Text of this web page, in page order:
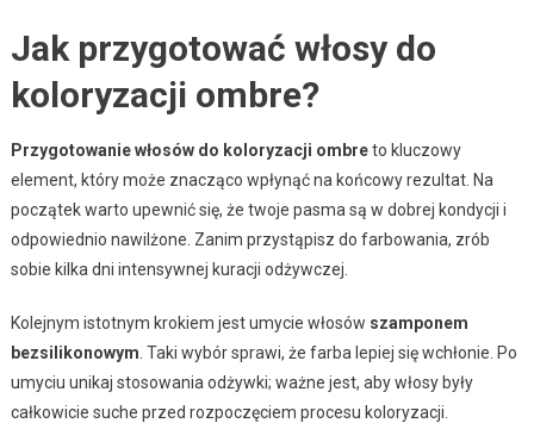
Jak przygotować włosy do
koloryzacji ombre?
Przygotowanie włosów do koloryzacji ombreto kluczowy
element, który może znacząco wpłynąć na końcowy rezultat. Na
początek warto upewnić się, że twoje pasma są w dobrej kondycji i
odpowiednio nawilżone. Zanim przystąpisz do farbowania, zrób
sobie kilka dni intensywnej kuracji odżywczej.
Kolejnym istotnym krokiem jest umycie włosów szamponem
bezsilikonowym . Taki wybór sprawi, że farba lepiej się wchłonie. Po
umyciu unikaj stosowania odżywki; ważne jest, aby włosy były
całkowicie suche przed rozpoczęciem procesu koloryzacji.